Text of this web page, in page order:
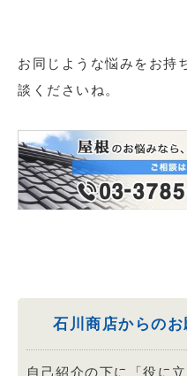
お同じような悩みをお持
談くださいね。
石川商店からのお
自己紹介の下に「役に